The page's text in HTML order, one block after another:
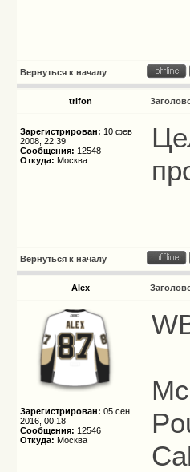
Вернуться к началу
trifon
Зарегистрирован: 10 фев
2008, 22:39
Сообщения: 12548
Откуда: Москва
Вернуться к началу
Alex
Зарегистрирован: 05 сен
2016, 00:18
Сообщения: 12546
Откуда: Москва